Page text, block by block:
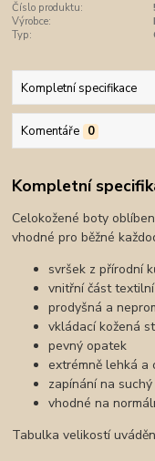
Číslo produktu:
Výrobce:
Typ:
Kompletní specifikace
Komentáře 0
Kompletní
Celokožené boty
vhodné pro běžné
svršek z přírodní
vnitřní část textilní
prodyšná a
vkládací kožená
pevný opatek
extrémně lehká a
zapínání na suchý
vhodné na
Tabulka velikostí